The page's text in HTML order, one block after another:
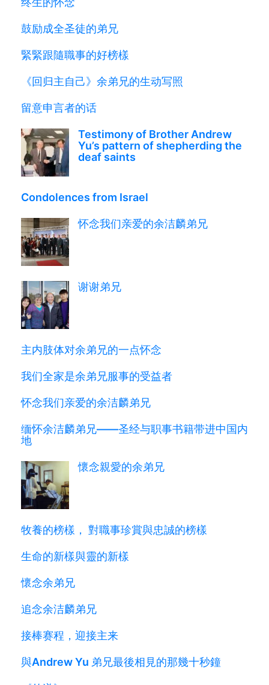
鼓励成全圣徒的弟兄
緊緊跟隨職事的好榜樣
《回归主自己》余弟兄的生动写照
留意申言者的话
Testimony of Brother Andrew
Yu’s pattern of shepherding the
deaf saints
Condolences from Israel
怀念我们亲爱的余洁麟弟兄
谢谢弟兄
主内肢体对余弟兄的一点怀念
我们全家是余弟兄服事的受益者
怀念我们亲爱的余洁麟弟兄
缅怀余洁麟弟兄——圣经与职事书籍带进中国内
地
懷念親愛的余弟兄
牧養的榜樣， 對職事珍賞與忠誠的榜樣
生命的新樣與靈的新樣
懷念余弟兄
追念余洁麟弟兄
接棒赛程，迎接主来
與Andrew Yu 弟兄最後相見的那幾十秒鐘